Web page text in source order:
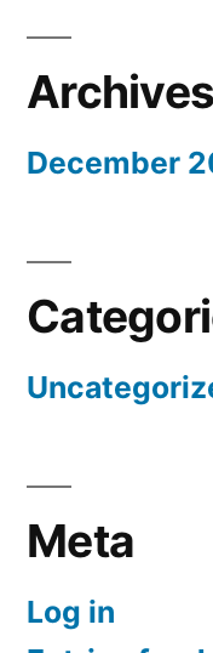
Archives
December
Meta
Log in